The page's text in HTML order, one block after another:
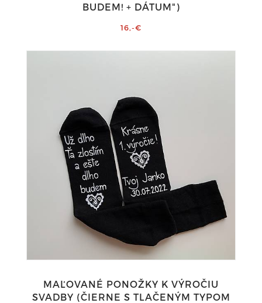
BUDEM! + DÁTUM")
16,-€
MAĽOVANÉ PONOŽKY K VÝROČIU
SVADBY (ČIERNE S TLAČENÝM TYPOM